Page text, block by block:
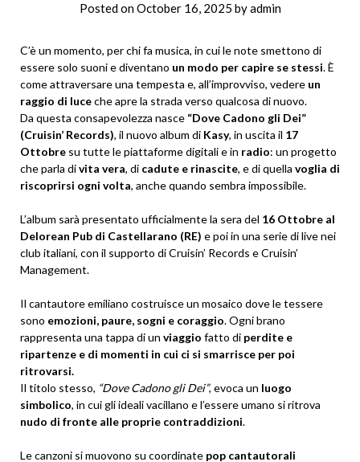
Posted onOctober 16, 2025 byadmin
C’è un momento, per chi fa musica, in cui le note smettono di
essere solo suoni e diventano un modo per capire se stessi. È
come attraversare una tempesta e, all’improvviso, vedere un
raggio di luceche apre la strada verso qualcosa di nuovo.
Da questa consapevolezza nasce “Dove Cadono gli Dei”
(Cruisin’ Records), il nuovo album di Kasy, in uscita il 17
Ottobre su tutte le piattaforme digitali e in radio: un progetto
che parla divita vera, di cadute e rinascite, e di quella voglia di
riscoprirsi ogni volta, anche quando sembra impossibile.
L’album sarà presentato ufficialmente la sera del 16 Ottobre al
Delorean Pub di Castellarano (RE) e poi in una serie di live nei
club italiani, con il supporto di Cruisin’ Records e Cruisin’
Management.
Il cantautore emiliano costruisce un mosaico dove le tessere
sono emozioni, paure, sogni e coraggio. Ogni brano
rappresenta una tappa di un viaggio fatto di perdite e
ripartenze e di momenti in cui ci si smarrisce per poi
ritrovarsi.
Il titolo stesso, “Dove Cadono gli Dei”, evoca un luogo
simbolico, in cui gli ideali vacillano e l’essere umano si ritrova
nudo di fronte alle proprie contraddizioni.
Le canzoni si muovono su coordinate pop cantautorali